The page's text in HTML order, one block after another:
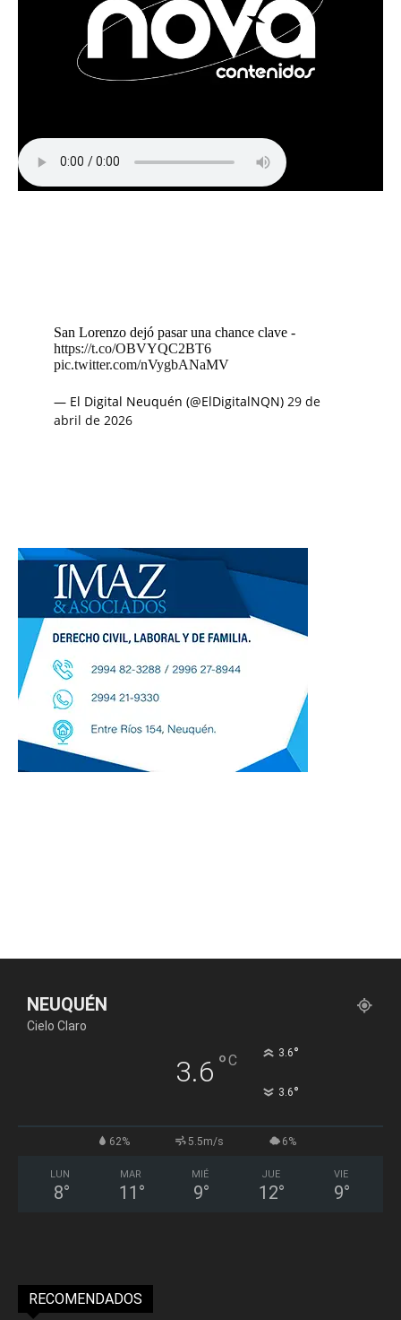
San Lorenzo dejó pasar una chance clave -
https://t.co/OBVYQC2BT6
pic.twitter.com/nVygbANaMV
— El Digital Neuquén (@ElDigitalNQN) 29 de
abril de 2026
NEUQUÉN
Cielo Claro
3.6 °C 3.6°
3.6°
62% 5.5m/s 6%
LUN
8°
MAR
11 °
MIÉ
9°
JUE
12°
VIE
9°
RECOMENDADOS